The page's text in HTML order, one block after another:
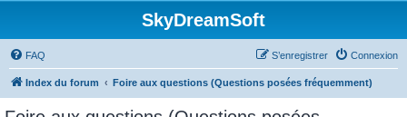
SkyDreamSoft
FAQ Connexion
S’enregistrer
Index du forum Foire aux questions (Questions posées fréquemment)